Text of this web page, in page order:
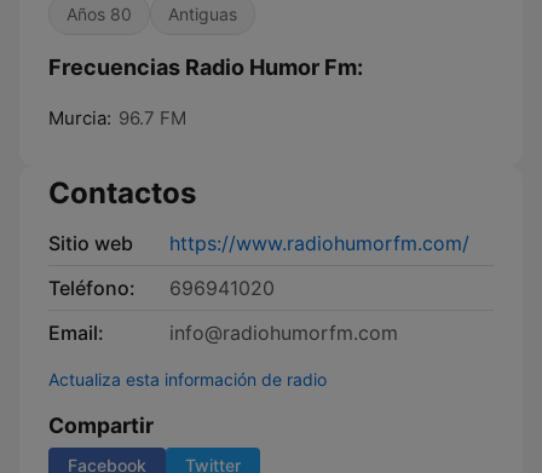
Años 80 Antiguas
Frecuencias Radio Humor Fm:
Murcia: 96.7 FM
Contactos
Sitio web
https://www.radiohumorfm.com/
Teléfono:
696941020
Email:
info@radiohumorfm.com
Actualiza esta información de radio
Compartir
Facebook Twitter